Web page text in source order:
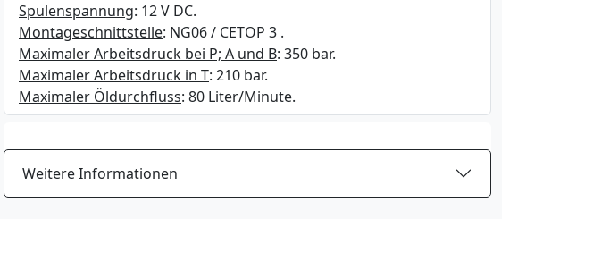
Spulenspannung: 12 V DC.
Montageschnittstelle: NG06 / CETOP 3 .
Maximaler Arbeitsdruck bei P; A und B: 350 bar.
Maximaler Arbeitsdruck in T: 210 bar.
Maximaler Öldurchfluss: 80 Liter/Minute.
Weitere Informationen